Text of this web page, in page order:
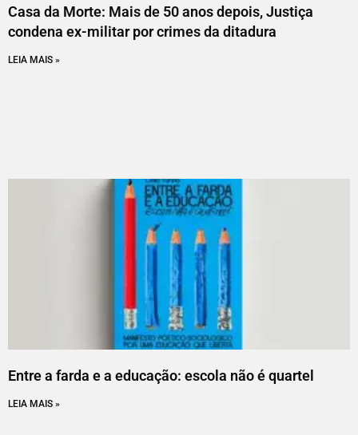
Casa da Morte: Mais de 50 anos depois, Justiça
condena ex-militar por crimes da ditadura
LEIA MAIS »
Entre a farda e a educação: escola não é quartel
LEIA MAIS »